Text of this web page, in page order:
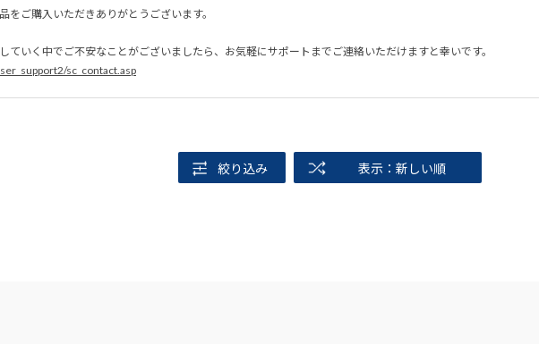
をご購入いただきありがとうございます。
ていく中でご不安なことがございましたら、お気軽にサポートまでご連絡いただけますと幸いです。
sc_contact.asp
絞り込み 表示：新しい順